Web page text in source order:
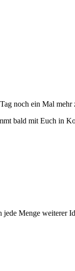
noch ein Mal mehr
bald mit Euch in
Menge weiterer